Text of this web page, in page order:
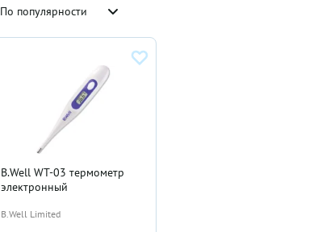
По популярности
B.Well WT-03 термометр
электронный
B.Well Limited